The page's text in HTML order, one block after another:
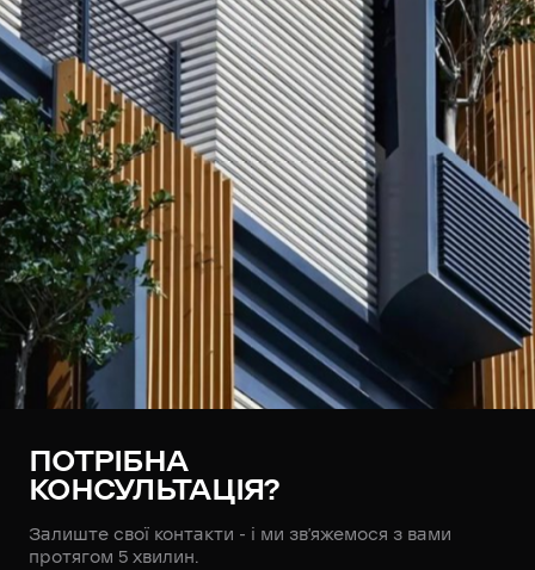
ПОТРІБНА
КОНСУЛЬТАЦІЯ?
Залиште свої контакти - і ми зв’яжемося з вами
протягом 5 хвилин.